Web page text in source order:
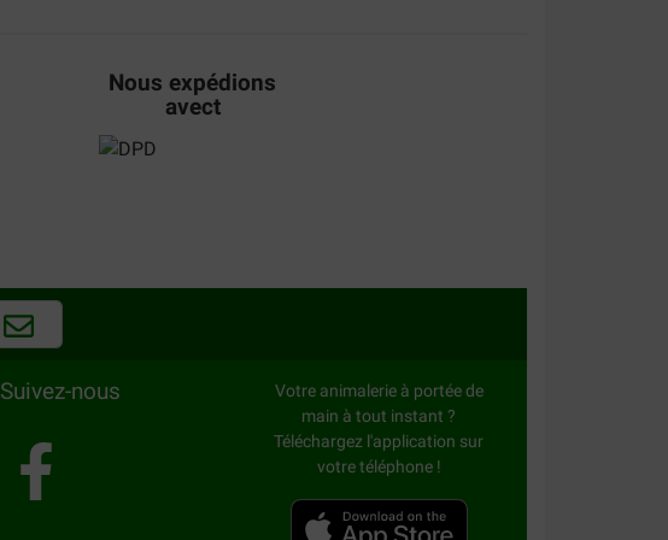
Nous expédions
avect
Suivez-nous
Votre animalerie à portée de
main à tout instant ?
Téléchargez l'application sur
votre téléphone !